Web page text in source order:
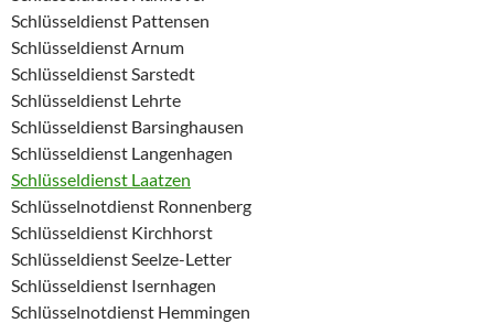
Schlüsseldienst Pattensen
Schlüsseldienst Arnum
Schlüsseldienst Sarstedt
Schlüsseldienst Lehrte
Schlüsseldienst Barsinghausen
Schlüsseldienst Langenhagen
Schlüsseldienst Laatzen
Schlüsselnotdienst Ronnenberg
Schlüsseldienst Kirchhorst
Schlüsseldienst Seelze-Letter
Schlüsseldienst Isernhagen
Schlüsselnotdienst Hemmingen